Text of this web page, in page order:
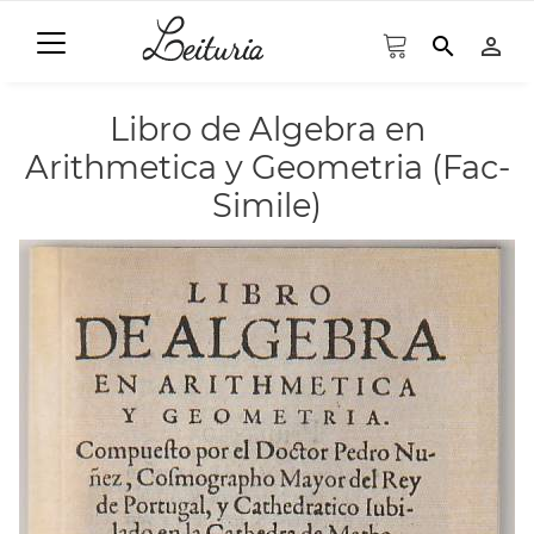
search person_outline
Libro de Algebra en
Arithmetica y Geometria (Fac-
Simile)